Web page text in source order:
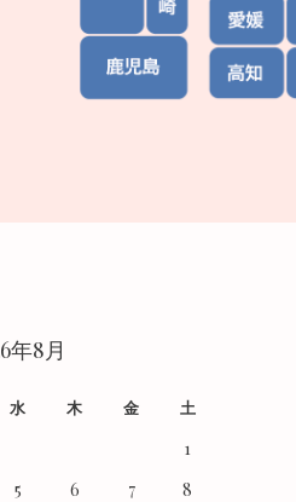
年8月
水 木 金 土
1
5 6 7
8